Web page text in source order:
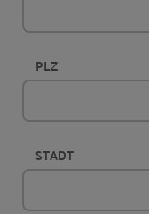
PLZ
STADT